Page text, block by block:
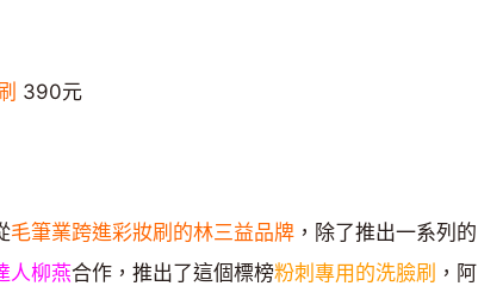
390元
毛筆業跨進彩妝刷的林三益品牌 ，除了推出一系列的
人柳燕合作，推出了這個標榜粉刺專用的洗臉刷 ，阿